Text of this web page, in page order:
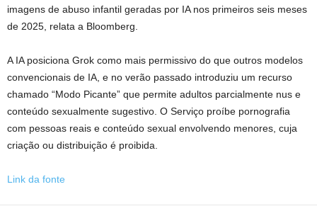
imagens de abuso infantil geradas por IA nos primeiros seis meses
de 2025, relata a Bloomberg.
A IA posiciona Grok como mais permissivo do que outros modelos
convencionais de IA, e no verão passado introduziu um recurso
chamado “Modo Picante” que permite adultos parcialmente nus e
conteúdo sexualmente sugestivo. O Serviço proíbe pornografia
com pessoas reais e conteúdo sexual envolvendo menores, cuja
criação ou distribuição é proibida.
Link da fonte